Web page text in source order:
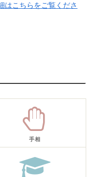
はこちらをご覧くださ
手相